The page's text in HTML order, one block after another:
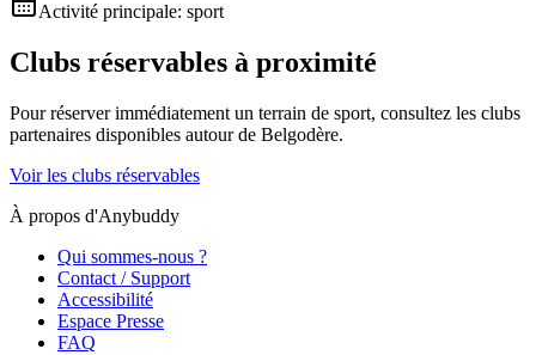
Activité principale: sport
Clubs réservables à proximité
Pour réserver immédiatement un terrain de sport, consultez les clubs
partenaires disponibles autour de Belgodère.
Voir les clubs réservables
À propos d'Anybuddy
Qui sommes-nous ?
Contact / Support
Accessibilité
Espace Presse
FAQ